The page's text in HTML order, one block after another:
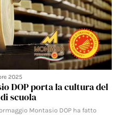
2025
DOP porta la cultura del
scuola
Montasio DOP ha fatto